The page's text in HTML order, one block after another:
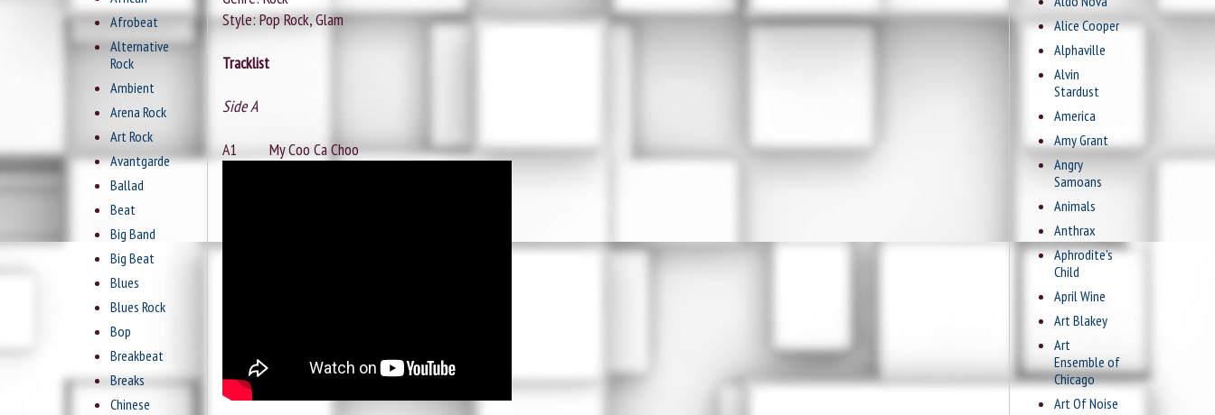
Style: Pop Rock, Glam
Tracklist
Side A
A1 My Coo Ca Choo
Afrobeat
Alternative
Rock
Ambient
Arena Rock
Art Rock
Avantgarde
Ballad
Beat
Big Band
Big Beat
Blues
Blues Rock
Bop
Breakbeat
Breaks
Chinese
Alice Cooper
Alphaville
Alvin
Stardust
America
Amy Grant
Angry
Samoans
Animals
Anthrax
Aphrodite's
Child
April Wine
Art Blakey
Art
Ensemble of
Chicago
Art Of Noise